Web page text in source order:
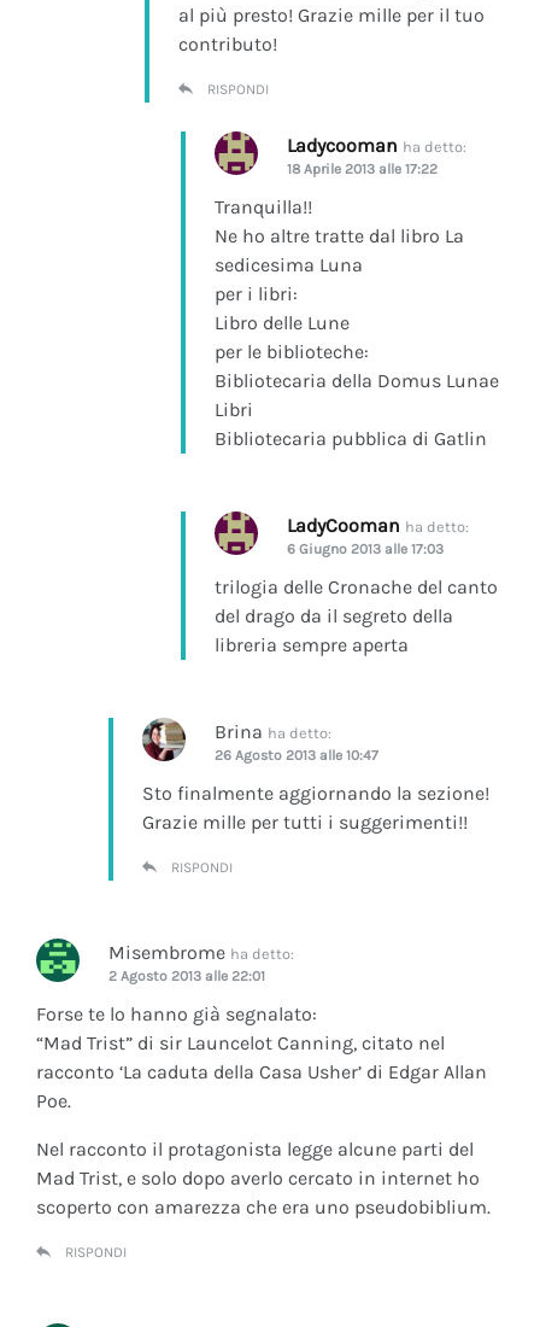
al più presto! Grazie mille per il tuo
contributo!
RISPONDI
Ladycooman ha detto:
18 Aprile 2013 alle 17:22
Tranquilla!!
Ne ho altre tratte dal libro La
sedicesima Luna
per i libri:
Libro delle Lune
per le biblioteche:
Bibliotecaria della Domus Lunae
Libri
Bibliotecaria pubblica di Gatlin
LadyCooman ha detto:
6 Giugno 2013 alle 17:03
trilogia delle Cronache del canto
del drago da il segreto della
libreria sempre aperta
Brina ha detto:
26 Agosto 2013 alle 10:47
Sto finalmente aggiornando la sezione!
Grazie mille per tutti i suggerimenti!!
RISPONDI
Misembrome ha detto:
2 Agosto 2013 alle 22:01
Forse te lo hanno già segnalato:
“Mad Trist” di sir Launcelot Canning, citato nel
racconto ‘La caduta della Casa Usher’ di Edgar Allan
Poe.
Nel racconto il protagonista legge alcune parti del
Mad Trist, e solo dopo averlo cercato in internet ho
scoperto con amarezza che era uno pseudobiblium.
RISPONDI